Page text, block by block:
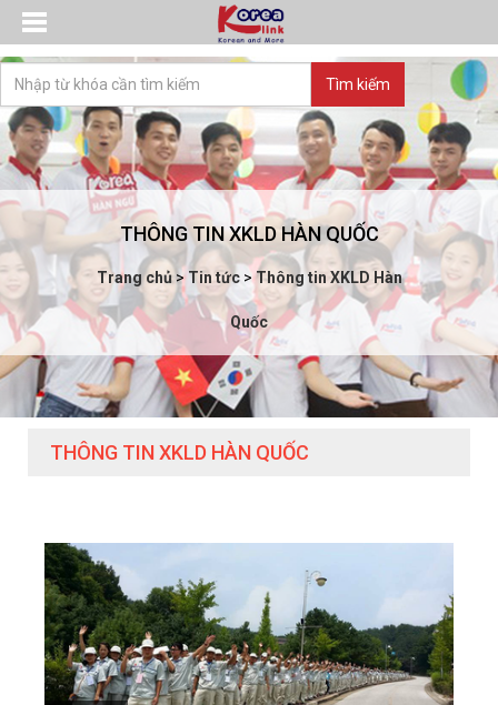
THÔNG TIN XKLD HÀN QUỐC
Trang chủ> Tin tức> Thông tin XKLD Hàn
Quốc
THÔNG TIN XKLD HÀN QUỐC